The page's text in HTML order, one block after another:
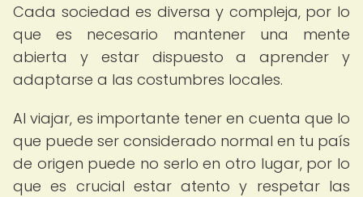
Cada sociedad es diversa y compleja, por lo
que es necesario mantener una mente
abierta y estar dispuesto a aprender y
adaptarse a las costumbres locales.
Al viajar, es importante tener en cuenta que lo
que puede ser considerado normal en tu país
de origen puede no serlo en otro lugar, por lo
que es crucial estar atento y respetar las